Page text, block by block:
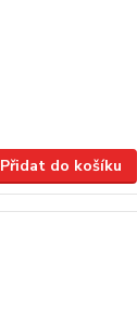
Přidat do košíku